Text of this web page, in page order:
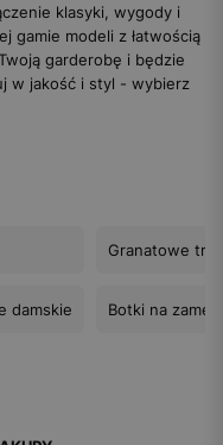
klasyki, wygody i
gamie modeli z łatwością
garderobę i będzie
w jakość i styl - wybierz
damskie
Granatowe
Botki na zamek